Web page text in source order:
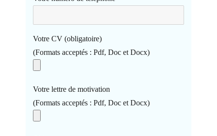
Votre CV (obligatoire)
(Formats acceptés : Pdf, Doc et Docx)
Votre lettre de motivation
(Formats acceptés : Pdf, Doc et Docx)